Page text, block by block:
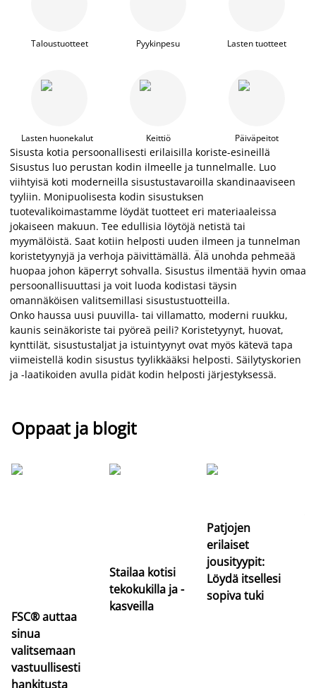
Taloustuotteet Pyykinpesu Lasten tuotteet
Lasten huonekalut Keittiö Päiväpeitot
Sisusta kotia persoonallisesti erilaisilla koriste-esineillä
Sisustus luo perustan kodin ilmeelle ja tunnelmalle. Luo
viihtyisä koti moderneilla sisustustavaroilla skandinaaviseen
tyyliin. Monipuolisesta kodin sisustuksen
tuotevalikoimastamme löydät tuotteet eri materiaaleissa
jokaiseen makuun. Tee edullisia löytöjä netistä tai
myymälöistä. Saat kotiin helposti uuden ilmeen ja tunnelman
koristetyynyjä ja verhoja päivittämällä. Älä unohda pehmeää
huopaa johon käperryt sohvalla. Sisustus ilmentää hyvin omaa
persoonallisuuttasi ja voit luoda kodistasi täysin
omannäköisen valitsemillasi sisustustuotteilla.
Onko haussa uusi puuvilla- tai villamatto, moderni ruukku,
kaunis seinäkoriste tai pyöreä peili? Koristetyynyt, huovat,
kynttilät, sisustustaljat ja istuintyynyt ovat myös kätevä tapa
viimeistellä kodin sisustus tyylikkääksi helposti. Säilytyskorien
ja -laatikoiden avulla pidät kodin helposti järjestyksessä.
Oppaat ja blogit
FSC® auttaa
sinua
valitsemaan
vastuullisesti
hankitusta
Stailaa kotisi
tekokukilla ja -
kasveilla
Patjojen
erilaiset
jousityypit:
Löydä itsellesi
sopiva tuki